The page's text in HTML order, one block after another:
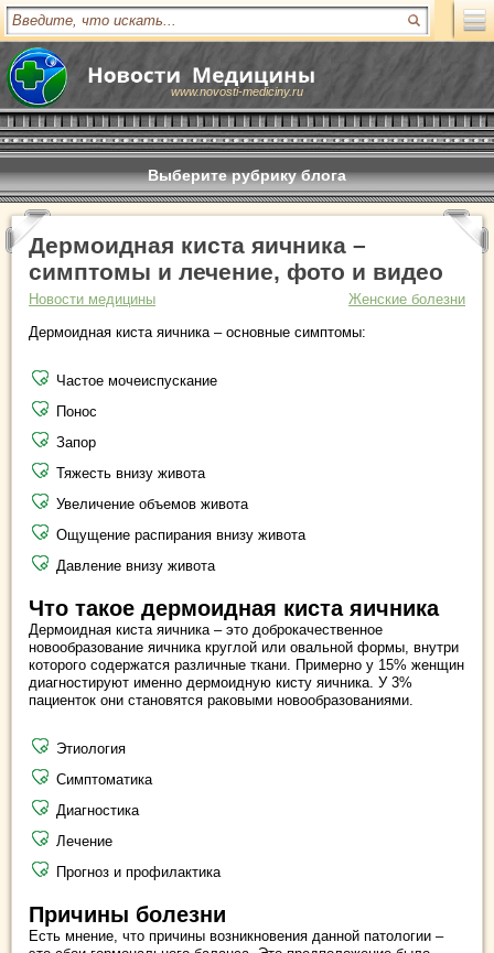
www.novosti-mediciny.ru
Выберите рубрику блога
Дермоидная киста яичника –
симптомы и лечение, фото и видео
Новости медицины
Женские болезни
Дермоидная киста яичника – основные симптомы:
Частое мочеиспускание
Понос
Запор
Тяжесть внизу живота
Увеличение объемов живота
Ощущение распирания внизу живота
Давление внизу живота
Что такое дермоидная киста яичника
Дермоидная киста яичника – это доброкачественное
новообразование яичника круглой или овальной формы, внутри
которого содержатся различные ткани. Примерно у 15% женщин
диагностируют именно дермоидную кисту яичника. У 3%
пациенток они становятся раковыми новообразованиями.
Этиология
Симптоматика
Диагностика
Лечение
Прогноз и профилактика
Причины болезни
Есть мнение, что причины возникновения данной патологии ‒